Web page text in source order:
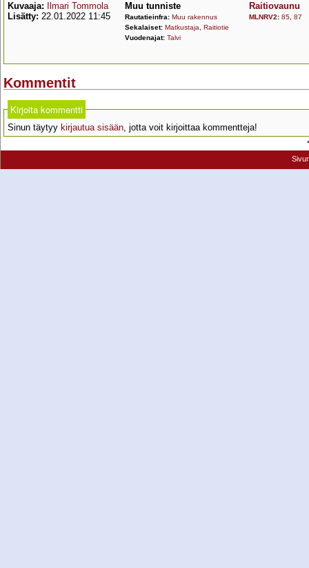
Kuvaaja:
Ilmari Tommola
Lisätty: 22.01.2022 11:45
Muu tunniste
Rautatieinfra: Muu rakennus
Sekalaiset: Matkustaja
Raitiotie
Vuodenajat: Talvi
Raitiovaunu
MLNRV2: 85 87
Kommentit
Kirjoita kommentti
Sinun täytyy kirjautua sisään, jotta voit kirjoittaa kommentteja!